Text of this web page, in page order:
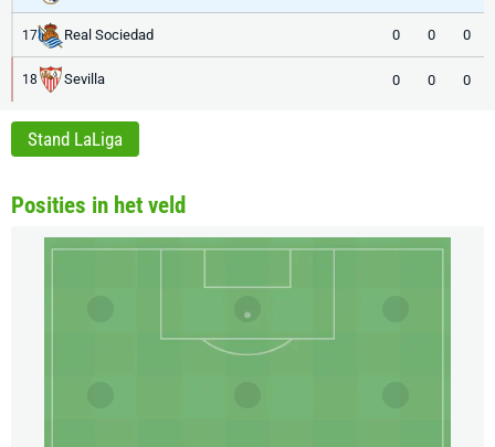
17 Real Sociedad 0 0 0
18 Sevilla 0 0 0
Stand LaLiga
Posities in het veld